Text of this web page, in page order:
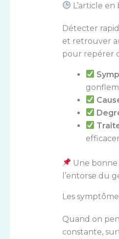
L’article en
Détecter
et retrouver
pour repérer
Une bonne
l’entorse du
Les
Quand on
constante,